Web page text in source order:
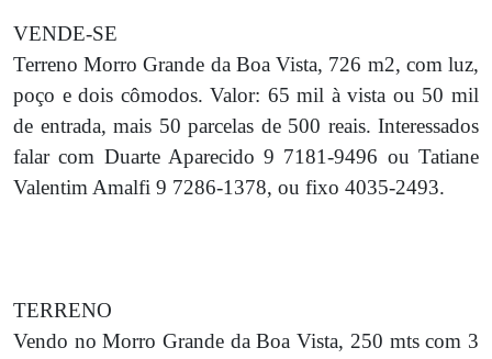
VENDE-SE
Terreno Morro Grande da Boa Vista, 726 m2, com luz,
poço e dois cômodos. Valor: 65 mil à vista ou 50 mil
de entrada, mais 50 parcelas de 500 reais. Interessados
falar com Duarte Aparecido 9 7181-9496 ou Tatiane
Valentim Amalfi 9 7286-1378, ou fixo 4035-2493.
TERRENO
Vendo no Morro Grande da Boa Vista, 250 mts com 3